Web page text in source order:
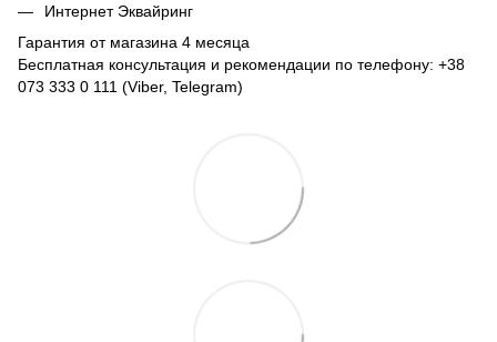
Интернет Эквайринг
Гарантия от магазина 4 месяца
Бесплатная консультация и рекомендации по телефону: +38
073 333 0 111 (Viber, Telegram)